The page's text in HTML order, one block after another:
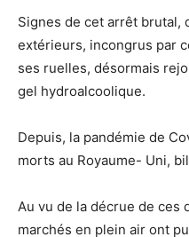
Signes de cet arrêt brutal,
extérieurs, incongrus par
ses ruelles, désormais
gel hydroalcoolique.
Depuis, la pandémie de
morts au Royaume- Uni,
Au vu de la décrue de ces
marchés en plein air ont